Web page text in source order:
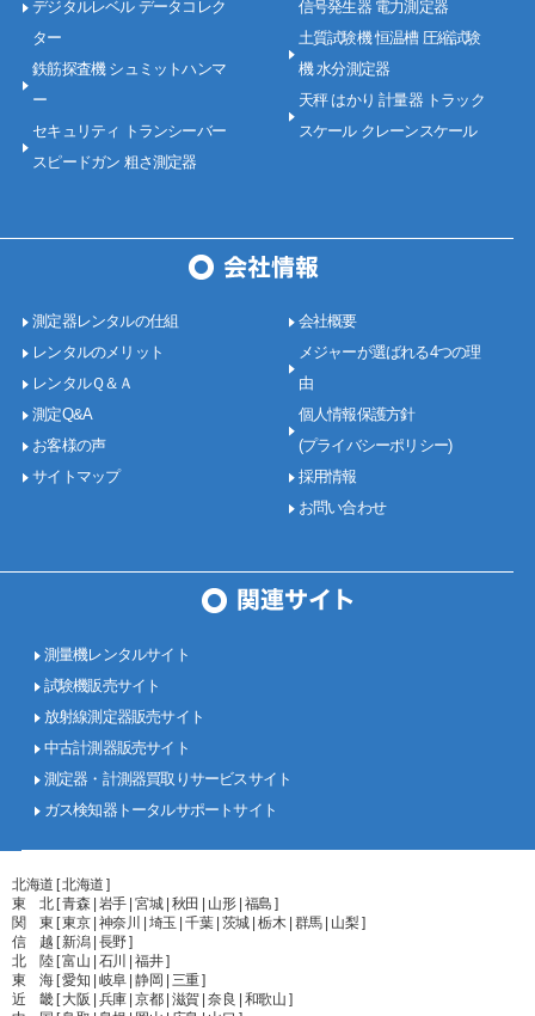
デジタルレベル データコレク
ター
鉄筋探査機 シュミットハンマ
ー
セキュリティ トランシーバー
スピードガン 粗さ測定器
信号発生器 電力測定器
土質試験機 恒温槽 圧縮試験
機 水分測定器
天秤 はかり 計量器 トラック
スケール クレーンスケール
測定器レンタルの仕組
レンタルのメリット
レンタルＱ＆Ａ
測定Q&A
お客様の声
サイトマップ
会社概要
メジャーが選ばれる4つの理
由
個人情報保護方針
(プライバシーポリシー)
採用情報
お問い合わせ
測量機レンタルサイト
試験機販売サイト
放射線測定器販売サイト
中古計測器販売サイト
測定器・計測器買取りサービスサイト
ガス検知器トータルサポートサイト
北海道 [ 北海道 ]
東 北 [ 青森 | 岩手 | 宮城 | 秋田 | 山形 | 福島 ]
関 東 [ 東京 | 神奈川 | 埼玉 | 千葉 | 茨城 | 栃木 | 群馬 | 山梨 ]
信 越 [ 新潟 | 長野 ]
北 陸 [ 富山 | 石川 | 福井 ]
東 海 [ 愛知 | 岐阜 | 静岡 | 三重 ]
近 畿 [ 大阪 | 兵庫 | 京都 | 滋賀 | 奈良 | 和歌山 ]